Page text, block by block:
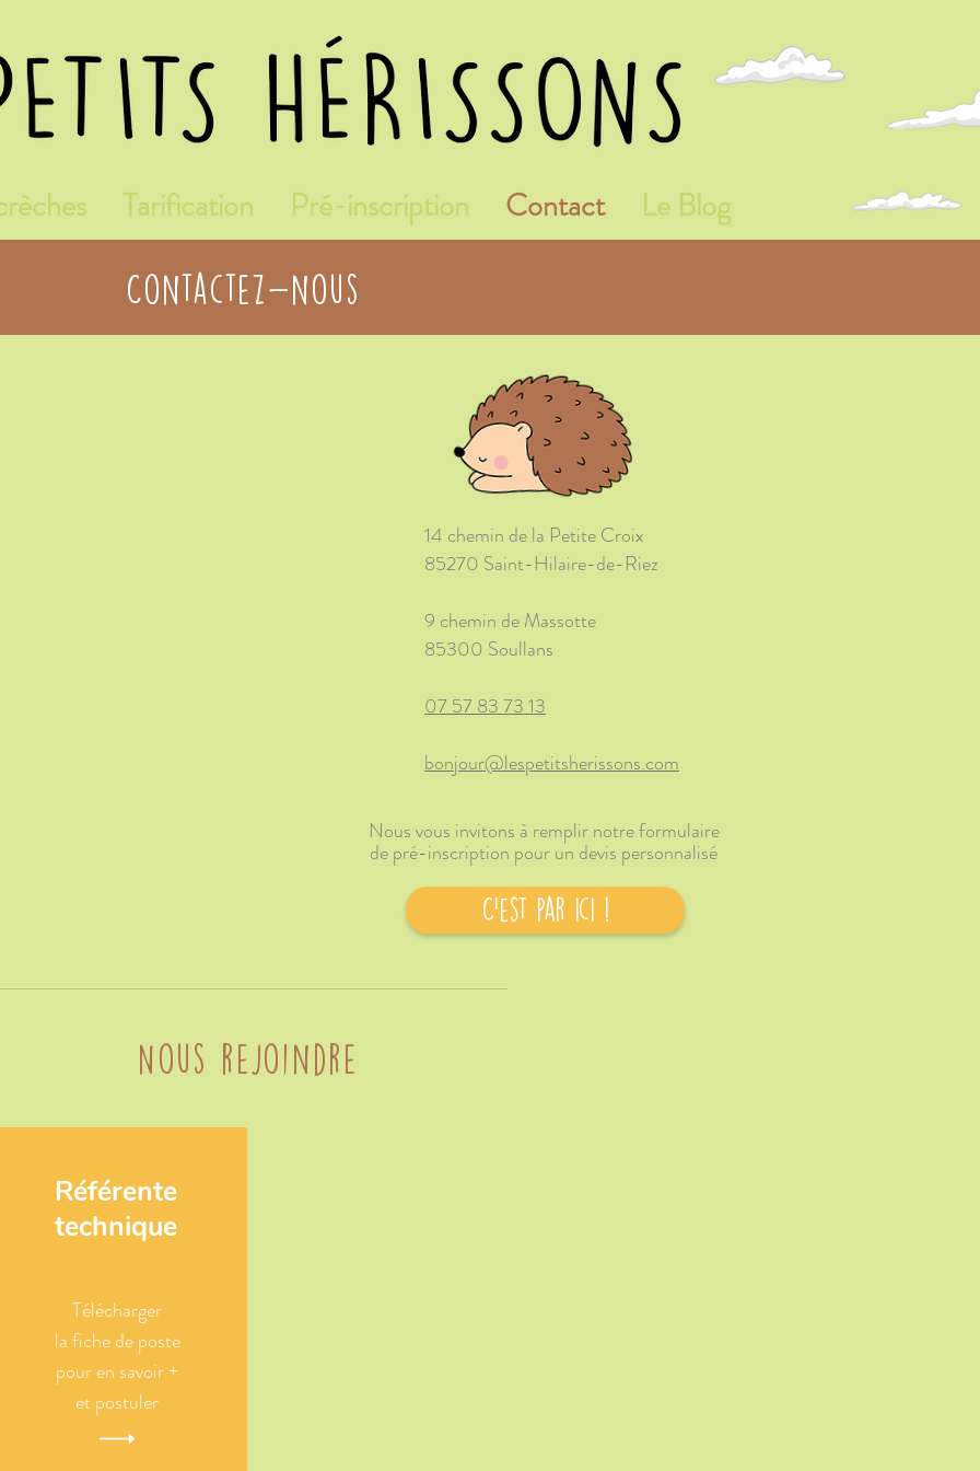
Tarification Pré-inscription Contact Le Blog
Contactez-nous
14 chemin de la Petite Croix
85270 Saint-Hilaire-de-Riez
9 chemin de Massotte
85300 Soullans
07 57 83 73 13
bonjour@lespetitsherissons.com​
Nous vous invitons à remplir notre formulaire
de pré-inscription pour un devis personnalisé
C'est par ici !
Nous rejoindre
Référente
technique
Télécharger
la fiche de poste
pour en savoir +
et postuler